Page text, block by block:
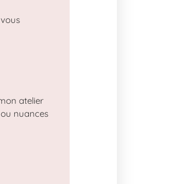
atelier
nuances